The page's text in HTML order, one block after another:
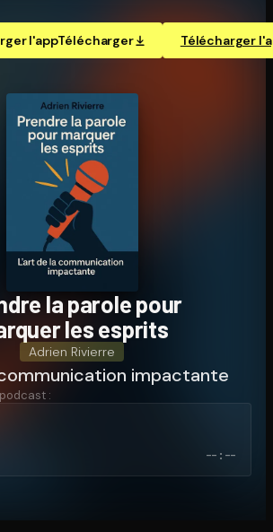
l'appTélécharger Télécharger
photo, pointe sur le code. C'est gratuit à
la parole pour
les esprits
Adrien Rivierre
impactante
:
--:--